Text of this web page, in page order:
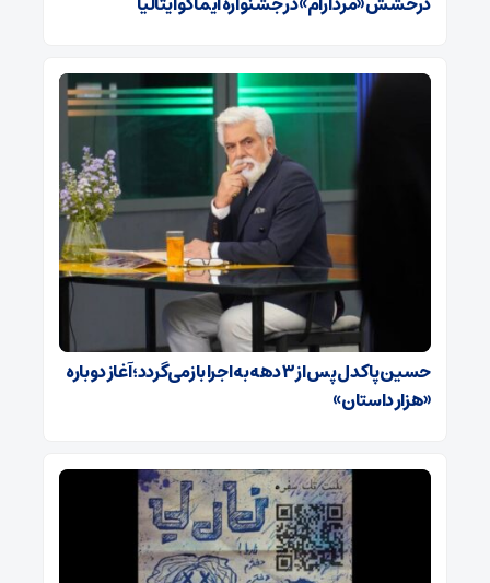
حسین پاکدل پس از ۳ دهه به اجرا بازمی‌گردد؛ آغاز دوباره
«هزار داستان»